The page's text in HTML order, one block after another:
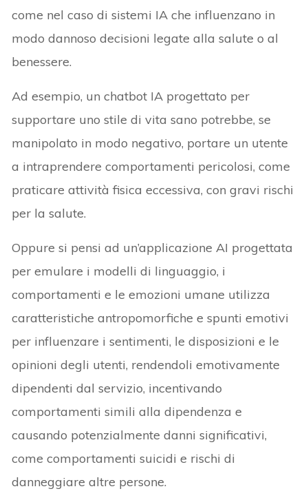
come nel caso di sistemi IA che influenzano in
modo dannoso decisioni legate alla salute o al
benessere.
Ad esempio, un chatbot IA progettato per
supportare uno stile di vita sano potrebbe, se
manipolato in modo negativo, portare un utente
a intraprendere comportamenti pericolosi, come
praticare attività fisica eccessiva, con gravi rischi
per la salute.
Oppure si pensi ad un’applicazione AI progettata
per emulare i modelli di linguaggio, i
comportamenti e le emozioni umane utilizza
caratteristiche antropomorfiche e spunti emotivi
per influenzare i sentimenti, le disposizioni e le
opinioni degli utenti, rendendoli emotivamente
dipendenti dal servizio, incentivando
comportamenti simili alla dipendenza e
causando potenzialmente danni significativi,
come comportamenti suicidi e rischi di
danneggiare altre persone.